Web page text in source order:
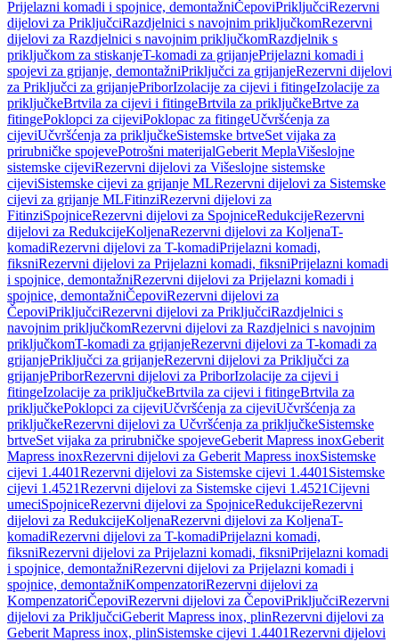
Prijelazni komadi i spojnice, demontažniČepoviPriključciRezervni
dijelovi za PriključciRazdjelnici s navojnim priključkomRezervni
dijelovi za Razdjelnici s navojnim priključkomRazdjelnik s
priključkom za stiskanjeT-komadi za grijanjePrijelazni komadi i
spojevi za grijanje, demontažniPriključci za grijanjeRezervni dijelovi
za Priključci za grijanjePriborIzolacije za cijevi i fitingeIzolacije za
priključkeBrtvila za cijevi i fitingeBrtvila za priključkeBrtve za
fitingePoklopci za cijeviPoklopac za fitingeUčvršćenja za
cijeviUčvršćenja za priključkeSistemske brtveSet vijaka za
prirubničke spojevePotrošni materijalGeberit MeplaVišeslojne
sistemske cijeviRezervni dijelovi za Višeslojne sistemske
cijeviSistemske cijevi za grijanje MLRezervni dijelovi za Sistemske
cijevi za grijanje MLFitinziRezervni dijelovi za
FitinziSpojniceRezervni dijelovi za SpojniceRedukcijeRezervni
dijelovi za RedukcijeKoljenaRezervni dijelovi za KoljenaT-
komadiRezervni dijelovi za T-komadiPrijelazni komadi,
fiksniRezervni dijelovi za Prijelazni komadi, fiksniPrijelazni komadi
i spojnice, demontažniRezervni dijelovi za Prijelazni komadi i
spojnice, demontažniČepoviRezervni dijelovi za
ČepoviPriključciRezervni dijelovi za PriključciRazdjelnici s
navojnim priključkomRezervni dijelovi za Razdjelnici s navojnim
priključkomT-komadi za grijanjeRezervni dijelovi za T-komadi za
grijanjePriključci za grijanjeRezervni dijelovi za Priključci za
grijanjePriborRezervni dijelovi za PriborIzolacije za cijevi i
fitingeIzolacije za priključkeBrtvila za cijevi i fitingeBrtvila za
priključkePoklopci za cijeviUčvršćenja za cijeviUčvršćenja za
priključkeRezervni dijelovi za Učvršćenja za priključkeSistemske
brtveSet vijaka za prirubničke spojeveGeberit Mapress inoxGeberit
Mapress inoxRezervni dijelovi za Geberit Mapress inoxSistemske
cijevi 1.4401Rezervni dijelovi za Sistemske cijevi 1.4401 Sistemske
cijevi 1.4521Rezervni dijelovi za Sistemske cijevi 1.4521Cijevni
umeciSpojniceRezervni dijelovi za SpojniceRedukcijeRezervni
dijelovi za RedukcijeKoljenaRezervni dijelovi za KoljenaT-
komadiRezervni dijelovi za T-komadiPrijelazni komadi,
fiksniRezervni dijelovi za Prijelazni komadi, fiksniPrijelazni komadi
i spojnice, demontažniRezervni dijelovi za Prijelazni komadi i
spojnice, demontažniKompenzatoriRezervni dijelovi za
KompenzatoriČepoviRezervni dijelovi za ČepoviPriključciRezervni
dijelovi za PriključciGeberit Mapress inox, plinRezervni dijelovi za
Geberit Mapress inox, plinSistemske cijevi 1.4401Rezervni dijelovi